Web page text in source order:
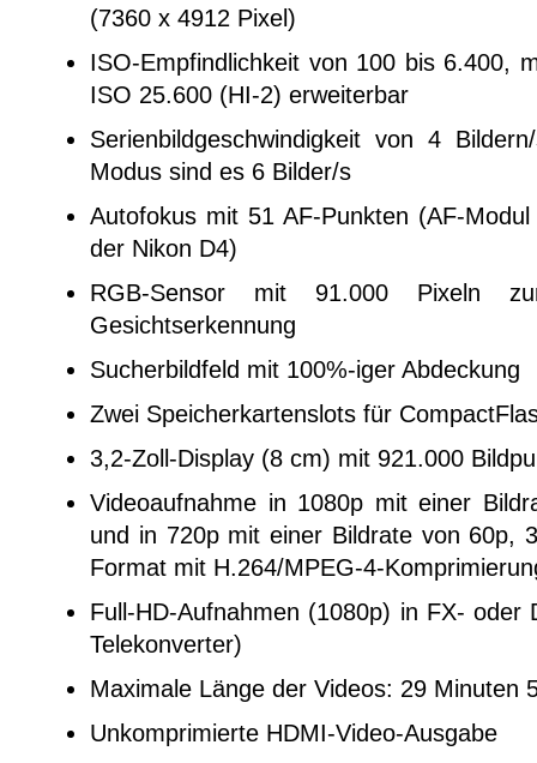
(7360 x 4912 Pixel)
ISO-Empfindlichkeit von 100 bis 6.400,
ISO 25.600 (HI-2) erweiterbar
Serienbildgeschwindigkeit von 4
Modus sind es 6 Bilder/s
Autofokus mit 51 AF-Punkten (AF-
der Nikon D4)
RGB-Sensor mit 91.000 Pixeln
Gesichtserkennung
Sucherbildfeld mit 100%-iger Abdeckung
Zwei Speicherkartenslots für
3,2-Zoll-Display (8 cm) mit 921.000
Videoaufnahme in 1080p mit einer
und in 720p mit einer Bildrate von 60p,
Format mit H.264/MPEG-4-
Full-HD-Aufnahmen (1080p) in FX- oder
Telekonverter)
Maximale Länge der Videos: 29 Minuten
Unkomprimierte HDMI-Video-Ausgabe